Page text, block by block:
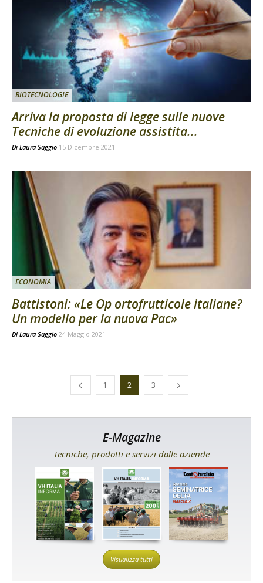
BIOTECNOLOGIE
Arriva la proposta di legge sulle nuove
Tecniche di evoluzione assistita...
Di Laura Saggio 15 Dicembre 2021
ECONOMIA
Battistoni: «Le Op ortofrutticole italiane?
Un modello per la nuova Pac»
Di Laura Saggio 24 Maggio 2021
1 2 3
E-Magazine
Tecniche, prodotti e servizi dalle aziende
Visualizza tutti